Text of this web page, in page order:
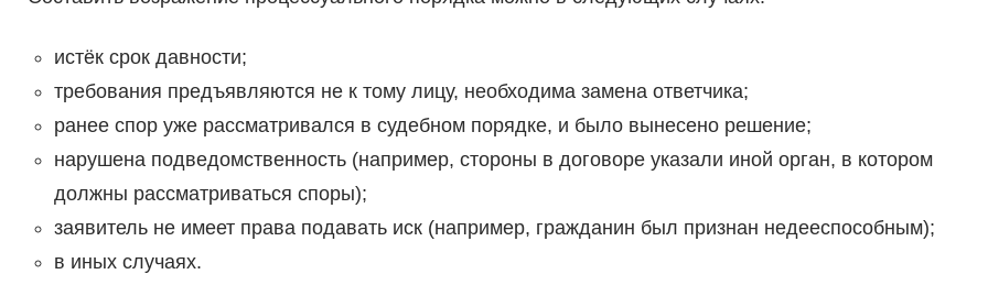
истёк срок давности;
требования предъявляются не к тому лицу, необходима замена ответчика;
ранее спор уже рассматривался в судебном порядке, и было вынесено решение;
нарушена подведомственность (например, стороны в договоре указали иной орган, в котором
должны рассматриваться споры);
заявитель не имеет права подавать иск (например, гражданин был признан недееспособным);
в иных случаях.